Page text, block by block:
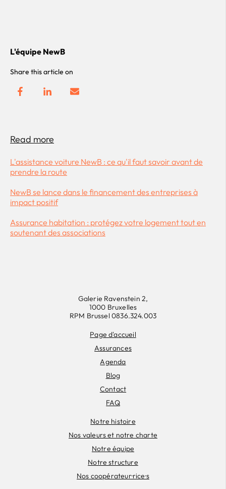
L'équipe NewB
Share this article on
Read more
L'assistance voiture NewB : ce qu'il faut savoir avant de
prendre la route
NewB se lance dans le financement des entreprises à
impact positif
Assurance habitation : protégez votre logement tout en
soutenant des associations
Galerie Ravenstein 2,
1000 Bruxelles
RPM Brussel 0836.324.003
Page d'accueil
Assurances
Agenda
Blog
Contact
FAQ
Notre histoire
Nos valeurs et notre charte
Notre équipe
Notre structure
Nos coopérateur·rice·s